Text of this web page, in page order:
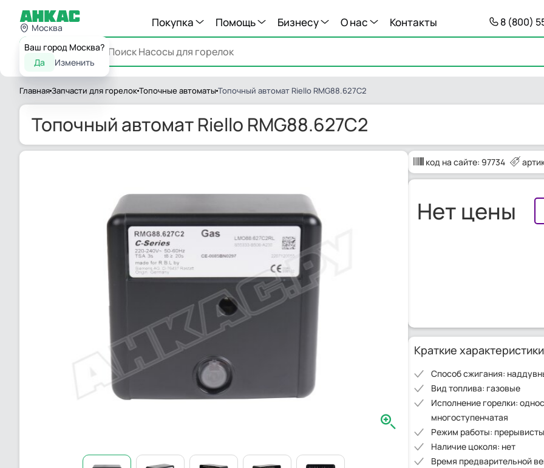
Москва
Ваш город Москва?
Да
Изменить
Покупка Помощь Бизнесу О нас Контакты 8 (800)
Каталог
ГлавнаяЗапчасти для горелокТопочные автоматы Топочный автомат Riello RMG88.627C2
Топочный автомат Riello RMG88.627C2
код на сайте: 97734
Нет цены
Краткие характеристики
Способ сжигания:
Вид топлива: газовые
Исполнение горелки:
многоступенчатая
Режим работы:
Наличие цоколя: нет
Время предварительной